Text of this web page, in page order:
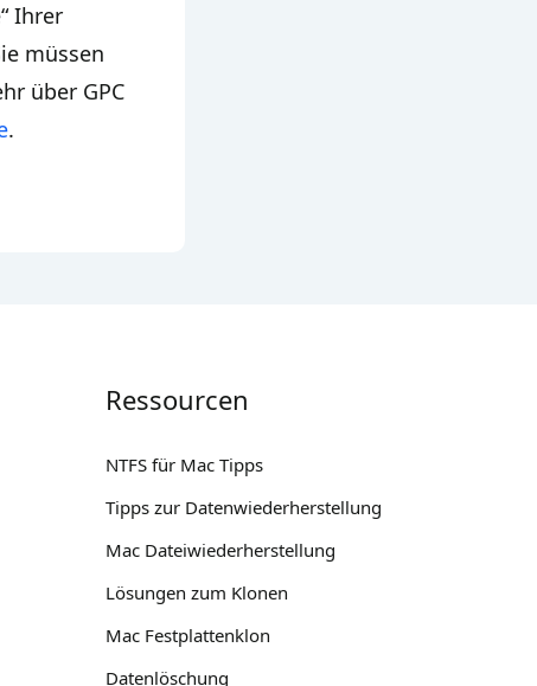
Ihrer
müssen
über GPC
.
Ressourcen
NTFS für Mac Tipps
Tipps zur Datenwiederherstellung
Mac Dateiwiederherstellung
Lösungen zum Klonen
Mac Festplattenklon
Datenlöschung